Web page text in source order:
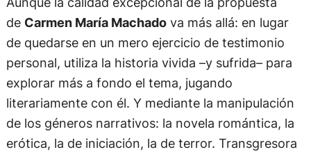
de Carmen María Machadova más allá: en lugar
de quedarse en un mero ejercicio de testimonio
personal, utiliza la historia vivida –y sufrida– para
explorar más a fondo el tema, jugando
literariamente con él. Y mediante la manipulación
de los géneros narrativos: la novela romántica, la
erótica, la de iniciación, la de terror. Transgresora